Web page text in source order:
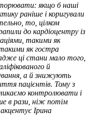
якщо бнаші
раніше і коригували
то , цілком
до кардіоцентру із
такими як
якгостра
ці стани мало того,
го й
а й знижують
пацієнтів. Тому з
контролювати і
в рази, ніж потім
Ірина